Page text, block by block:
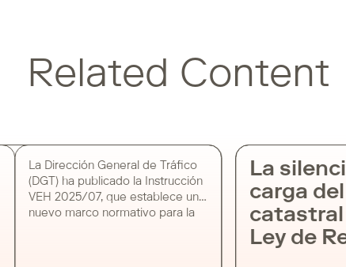
Related Content
La Dirección General de Tráfico
(DGT) ha publicado la Instrucción
VEH 2025/07, que establece un
nuevo marco normativo para la
La
carga
catastral
Ley de